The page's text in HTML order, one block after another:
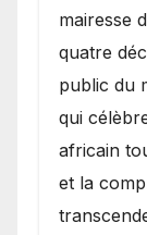
mairesse
quatre
public du
qui
africain
et la